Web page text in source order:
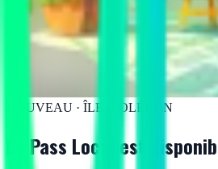
NOUVEAU · ÎLE D'OLÉRON
Le Pass Local est